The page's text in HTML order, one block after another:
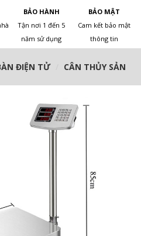
BẢO HÀNH
Tận nơi 1 đến 5
năm sử dụng
BẢO MẬT
Cam kết bảo mật
thông tin
ĐIỆN TỬ CÂN THỦY SẢN